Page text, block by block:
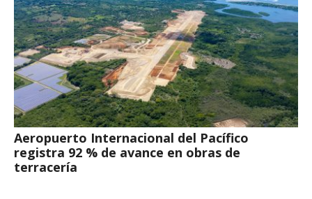
Aeropuerto Internacional del Pacífico
registra 92 % de avance en obras de
terracería